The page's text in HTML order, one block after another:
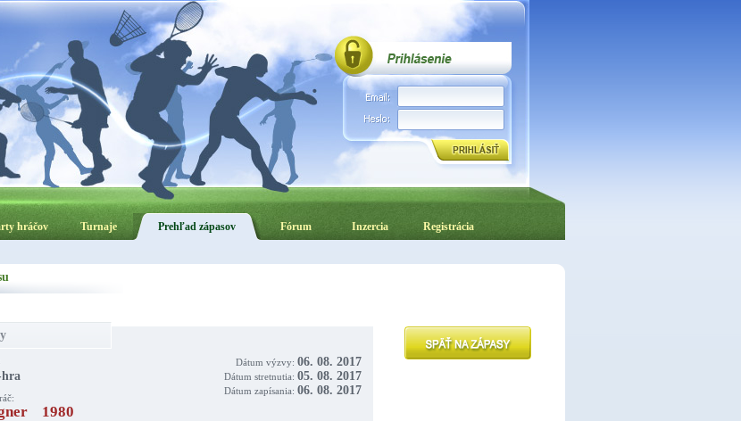
hráčov Turnaje Prehľad zápasov Fórum Inzercia Registrácia
Dátum výzvy: 06. 08. 2017
Dátum stretnutia: 05. 08. 2017
Dátum zapísania: 06. 08. 2017
hra
1980